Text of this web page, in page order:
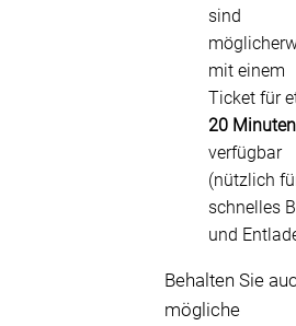
sind
mit einem
Ticket für
20 Minuten
verfügbar
(nützlich
schnelles
und
Behalten Sie
mögliche